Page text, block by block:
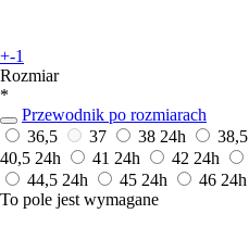
+-1
Rozmiar
*
Przewodnik po rozmiarach
36,5
37 38 24h 38,5
40,5 24h 41 24h 42 24h
44,5 24h 45 24h 46 24h
To pole jest wymagane